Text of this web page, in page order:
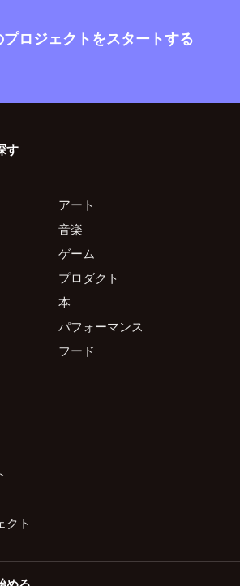
ロジェクトをスタートする
す
アート
音楽
ゲーム
プロダクト
本
パフォーマンス
フード
クト